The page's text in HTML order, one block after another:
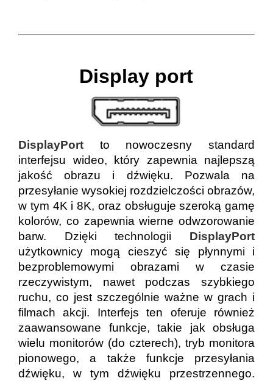
Display port
DisplayPort to nowoczesny standard
interfejsu wideo, który zapewnia najlepszą
jakość obrazu i dźwięku. Pozwala na
przesyłanie wysokiej rozdzielczości obrazów,
w tym 4K i 8K, oraz obsługuje szeroką gamę
kolorów, co zapewnia wierne odwzorowanie
barw. Dzięki technologii DisplayPort
użytkownicy mogą cieszyć się płynnymi i
bezproblemowymi obrazami w czasie
rzeczywistym, nawet podczas szybkiego
ruchu, co jest szczególnie ważne w grach i
filmach akcji. Interfejs ten oferuje również
zaawansowane funkcje, takie jak obsługa
wielu monitorów (do czterech), tryb monitora
pionowego, a także funkcje przesyłania
dźwięku, w tym dźwięku przestrzennego.